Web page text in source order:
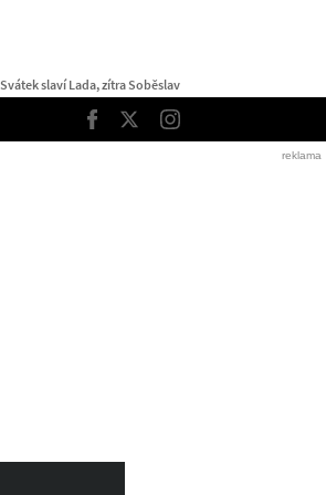
Svátek slaví Lada, zítra Soběslav
Facebook
TwitterInstagram